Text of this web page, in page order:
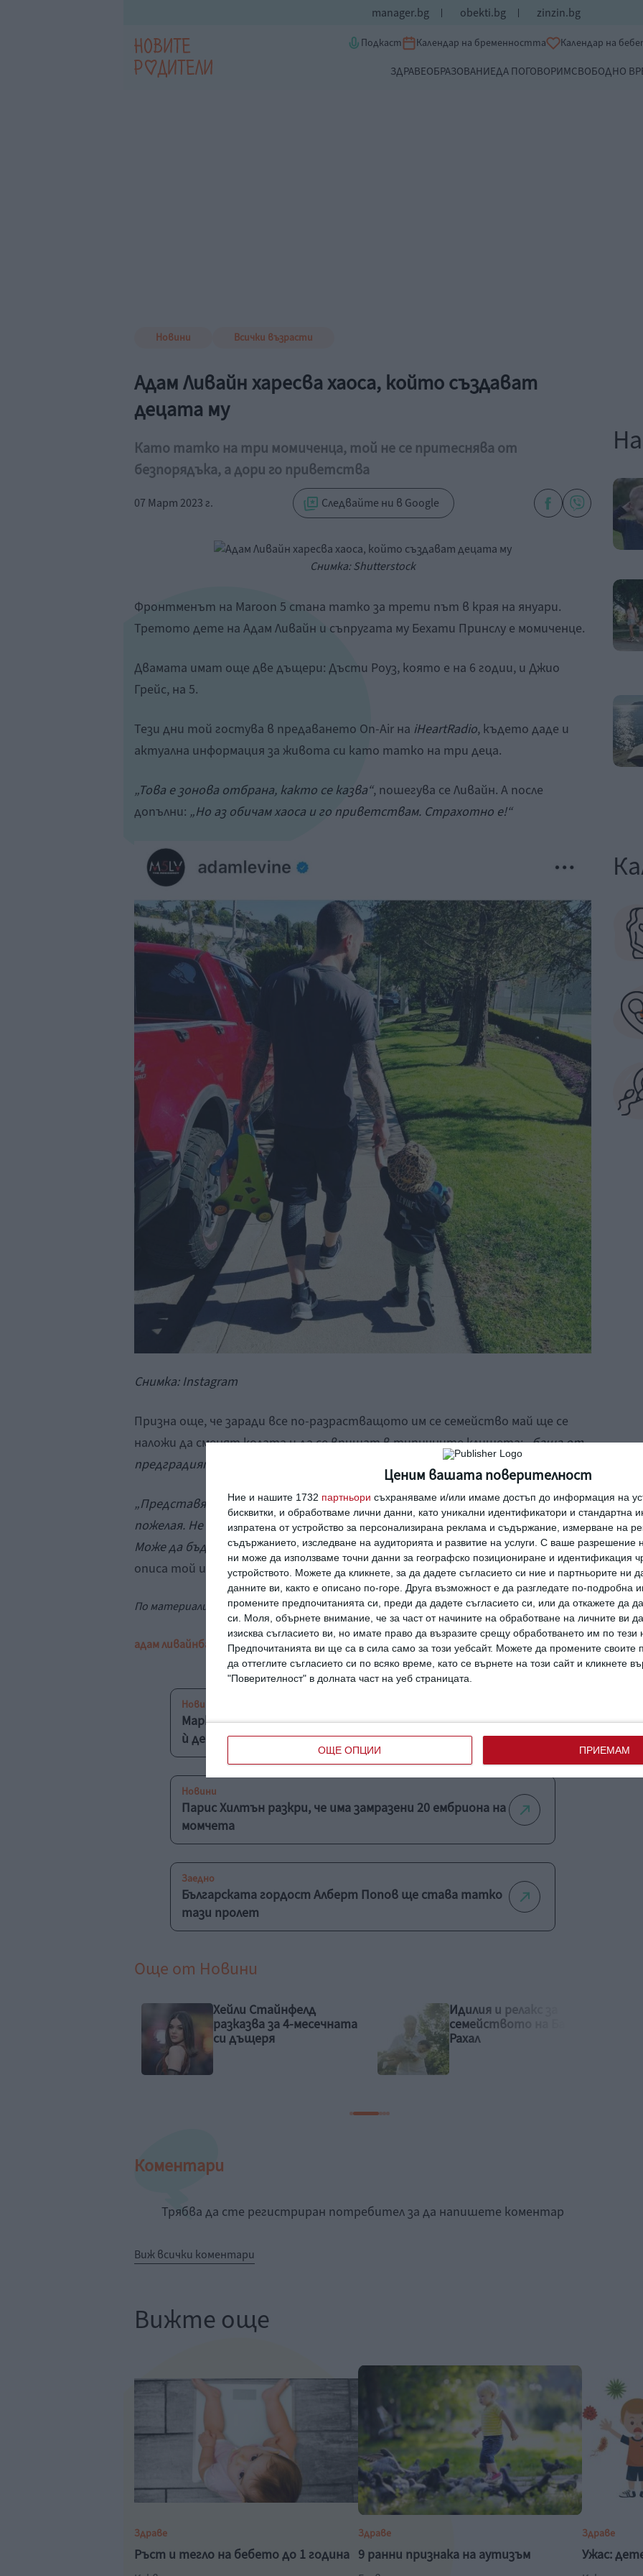
Ценим вашата поверителност
Ние и нашите 1732 партньори съхраняваме и/или имаме достъп до информация на
бисквитки, и обработваме лични данни, като уникални идентификатори и стандартна
изпратена от устройство за персонализирана реклама и съдържание, измерване на
съдържанието, изследване на аудиторията и развитие на услуги. С ваше разрешение
ни може да използваме точни данни за географско позициониране и идентификация
устройството. Можете да кликнете, за да дадете съгласието си ние и партньорите ни
данните ви, както е описано по-горе. Друга възможност е да разгледате по-подробна
промените предпочитанията си, преди да дадете съгласието си, или да откажете да
си.
Моля, обърнете внимание, че за част от начините на обработване на личните ви
изисква съгласието ви, но имате право да възразите срещу обработването им по тези
Предпочитанията ви ще са в сила само за този уебсайт. Можете да промените своите
да оттеглите съгласието си по всяко време, като се върнете на този сайт и кликнете
"Поверителност" в долната част на уеб страницата.
ОЩЕ ОПЦИИ ПРИЕМАМ
manager.bg obekti.bg zinzin.bg
Подкаст Календар на бременността Календар на
ЗДРАВЕОБРАЗОВАНИЕДА ПОГОВОРИМСВОБОДНО
Новини Всички възрасти
Адам Ливайн харесва хаоса, който създават
децата му
Като татко на три момиченца, той не се притеснява от
безпорядъка, а дори го приветства
07 Март 2023 г. Следвайте ни в Google
Снимка: Shutterstock
Фронтменът на Maroon 5 стана татко за трети път в края на януари.
Третото дете на Адам Ливайн и съпругата му Бехати Принслу е момиченце.
Двамата имат още две дъщери: Дъсти Роуз, която е на 6 годии, и Джио
Грейс, на 5.
Тези дни той гостува в предаването On-Air на iHeartRadio, където даде и
актуална информация за живота си като татко на три деца.
„Това е зонова отбрана, както се казва“, пошегува се Ливайн. А после
допълни: „Но аз обичам хаоса и го приветствам. Страхотно е!“
Снимка: Instagram
Призна още, че заради все по-разрастващото им се семейство май ще се
наложи да сменят колата и да се впишат в типичните клишета:„баща от
предградията, който кара миниван и води децата да училище“.
„Представям си миниван, който обаче мога да превърна на каквото
пожелая. Не е задължително да изглежда като семейната кола на майка ви.
Може да бъде като грандиозен космически кораб и да забавлява децата“,
описа той идеите си.
По материали от People
адам ливайнбаща три децахаосхаресвау домародителство
Новини
Марк Зукърбърг целува бременна съпруга за рождения
ѝ ден
Новини
Парис Хилтън разкри, че има замразени 20 ембриона на
момчета
Заедно
Българската гордост Алберт Попов ще става татко
тази пролет
Още от Новини
Идилия и релакс за
семейството на Башар
Рахал
Рая Пеева с бременна
фотосесия
Коментари
Трябва да сте регистриран потребител за да напишете коментар
Виж всички коментари
Вижте още
Здраве
Ръст и тегло на бебето до 1 година
Здраве
9 ранни признака на аутизъм
Здраве
Ужас: